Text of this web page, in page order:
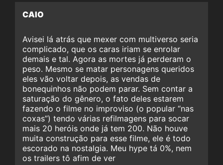
CAIO
Avisei lá atrás que mexer com multiverso seria
complicado, que os caras iriam se enrolar
demais e tal. Agora as mortes já perderam o
peso. Mesmo se matar personagens queridos
eles vão voltar depois, as vendas de
bonequinhos não podem parar. Sem contar a
saturação do gênero, o fato deles estarem
fazendo o filme no improviso (o popular “nas
coxas”) tendo várias refilmagens para socar
mais 20 heróis onde já tem 200. Não houve
muita construção para esse filme, ele é todo
escorado na nostalgia. Meu hype tá 0%, nem
os trailers tô afim de ver